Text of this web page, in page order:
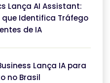
Lança AI Assistant:
que Identifica Tráfego
de IA
Lança IA para
no Brasil